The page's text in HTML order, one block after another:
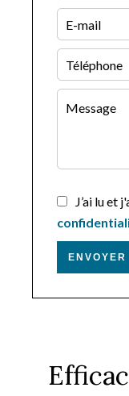
J’ai lu et
ENVOYER